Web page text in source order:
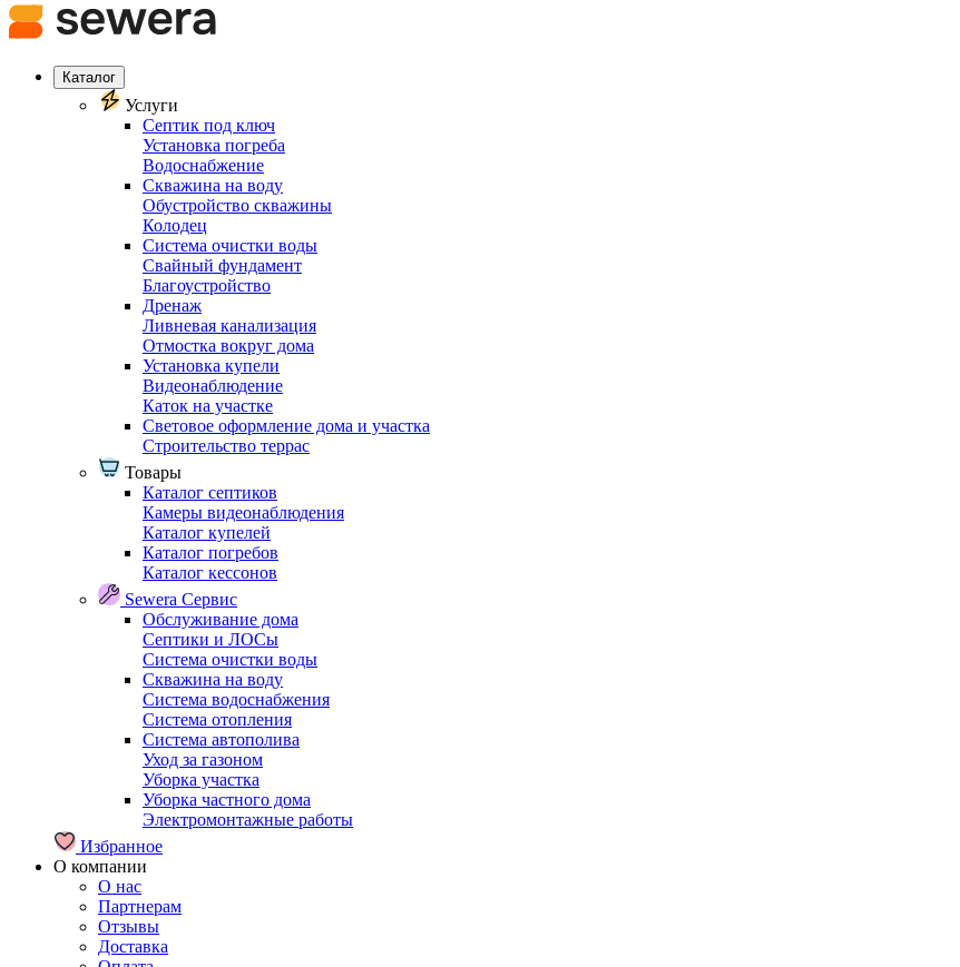
Каталог
Услуги
Септик под ключ
Установка погреба
Водоснабжение
Скважина на воду
Обустройство скважины
Колодец
Система очистки воды
Свайный фундамент
Благоустройство
Дренаж
Ливневая канализация
Отмостка вокруг дома
Установка купели
Видеонаблюдение
Каток на участке
Световое оформление дома и участка
Строительство террас
Товары
Каталог септиков
Камеры видеонаблюдения
Каталог купелей
Каталог погребов
Каталог кессонов
Sewera Сервис
Обслуживание дома
Септики и ЛОСы
Система очистки воды
Скважина на воду
Система водоснабжения
Система отопления
Система автополива
Уход за газоном
Уборка участка
Уборка частного дома
Электромонтажные работы
Избранное
О компании
О нас
Партнерам
Отзывы
Доставка